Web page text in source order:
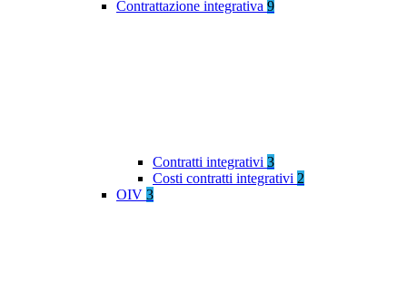
Contrattazione integrativa 9
Contratti integrativi 3
Costi contratti integrativi 2
OIV 3